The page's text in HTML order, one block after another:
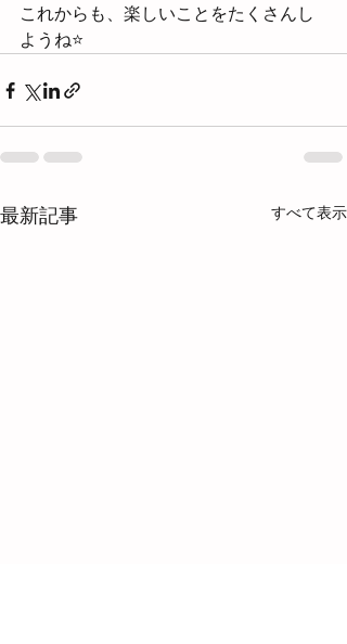
これからも、楽しいことをたくさんし
ようね⭐
最新記事 すべて表示